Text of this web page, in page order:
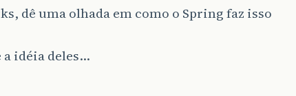
dê uma olhada em como o Spring faz isso
a idéia deles…